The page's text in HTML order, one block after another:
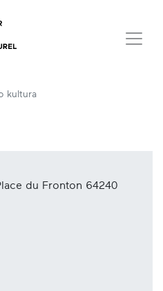
kultura
du Fronton 64240